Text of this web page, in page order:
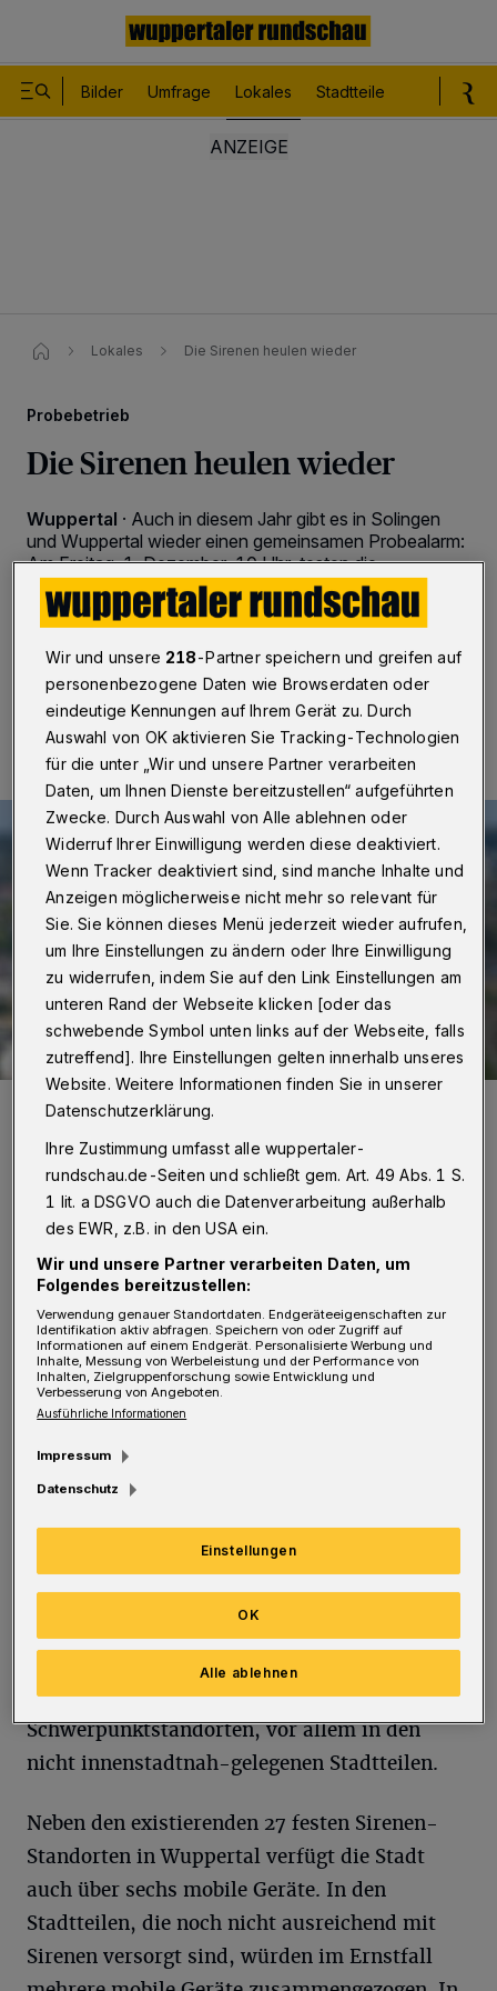
Bilder Umfrage Lokales Stadtteile
Lokales Die Sirenen heulen wieder
Probebetrieb
Die Sirenen heulen wieder
Wuppertal · Auch in diesem Jahr gibt es in Solingen
und Wuppertal wieder einen gemeinsamen Probealarm:
Am Freitag, 1. Dezember, 10 Uhr, testen die
Feuerwehren beider Städte die Sirenen des
Bevölkerungswarnsystems.
27.11.2017 , 12:20 Uhr Eine Minute Lesezeit
So sehen die Sirenen aus.
Z unächst ertönen nacheinander drei
Beginn bedeutet "Entwarnung" — keine
Gefahr. Dann folgt das Signal zur "Warnung
der Bevölkerung", ein einminütiger auf- und
das: Radio einschalten und auf weitere
Informationen achten, Gebäude aufsuchen,
Türen und Fenster schließen, Nachbarn
informieren. Nach etwa zehn Minuten endet
Entwarnung.
In Wuppertal gibt es Sirenen an zurzeit 27
Schwerpunktstandorten, vor allem in den
nicht innenstadtnah-gelegenen Stadtteilen.
Neben den existierenden 27 festen Sirenen-
Standorten in Wuppertal verfügt die Stadt
auch über sechs mobile Geräte. In den
Stadtteilen, die noch nicht ausreichend mit
Sirenen versorgt sind, würden im Ernstfall
Wir und unsere 218-Partner speichern und greifen auf
personenbezogene Daten wie Browserdaten oder
eindeutige Kennungen auf Ihrem Gerät zu. Durch
Auswahl von OK aktivieren Sie Tracking-Technologien
für die unter „Wir und unsere Partner verarbeiten
Daten, um Ihnen Dienste bereitzustellen“ aufgeführten
Zwecke. Durch Auswahl von Alle ablehnen oder
Widerruf Ihrer Einwilligung werden diese deaktiviert.
Wenn Tracker deaktiviert sind, sind manche Inhalte und
Anzeigen möglicherweise nicht mehr so relevant für
Sie. Sie können dieses Menü jederzeit wieder aufrufen,
um Ihre Einstellungen zu ändern oder Ihre Einwilligung
zu widerrufen, indem Sie auf den Link Einstellungen am
unteren Rand der Webseite klicken [oder das
schwebende Symbol unten links auf der Webseite, falls
zutreffend]. Ihre Einstellungen gelten innerhalb unseres
Website. Weitere Informationen finden Sie in unserer
Datenschutzerklärung.
Ihre Zustimmung umfasst alle wuppertaler-
rundschau.de-Seiten und schließt gem. Art. 49 Abs. 1 S.
1 lit. a DSGVO auch die Datenverarbeitung außerhalb
des EWR, z.B. in den USA ein.
Wir und unsere Partner verarbeiten Daten, um
Folgendes bereitzustellen:
Verwendung genauer Standortdaten. Endgeräteeigenschaften zur
Identifikation aktiv abfragen. Speichern von oder Zugriff auf
Informationen auf einem Endgerät. Personalisierte Werbung und
Inhalte, Messung von Werbeleistung und der Performance von
Inhalten, Zielgruppenforschung sowie Entwicklung und
Verbesserung von Angeboten.
Ausführliche Informationen
Impressum
Datenschutz
Einstellungen
Alle ablehnen
OK